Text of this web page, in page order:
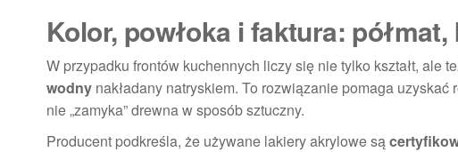
Kolor, powłoka i faktura:
W przypadku frontów kuchennych liczy się nie tylko kształt, ale
wodny nakładany natryskiem. To rozwiązanie pomaga
nie „zamyka” drewna w sposób sztuczny.
Producent podkreśla, że używane lakiery akrylowe są